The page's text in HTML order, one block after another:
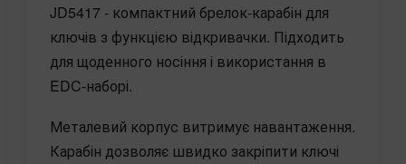
JD5417 - компактний брелок-карабін для
ключів з функцією відкривачки. Підходить
для щоденного носіння і використання в
EDC-наборі.
Металевий корпус витримує навантаження.
Карабін дозволяє швидко закріпити ключі